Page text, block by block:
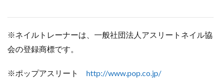
※ネイルトレーナーは、一般社団法人アスリートネイル協
会の登録商標です。
※ポップアスリート http://www.pop.co.jp/